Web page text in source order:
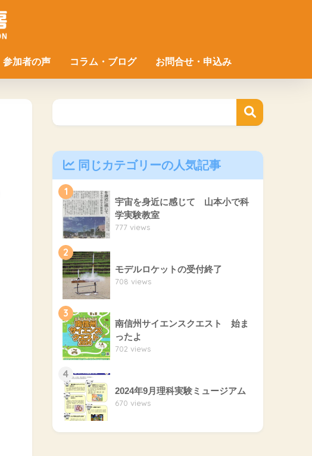
参加者の声 コラム・ブログ お問合せ・申込み
同じカテゴリーの人気記事
1
宇宙を身近に感じて 山本小で科
学実験教室
777 views
2
モデルロケットの受付終了
708 views
3
南信州サイエンスクエスト 始ま
ったよ
702 views
4
2024年9月理科実験ミュージアム
670 views